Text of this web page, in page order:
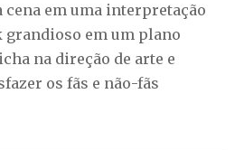
em uma interpretação
em um plano
na direção de arte e
os fãs e não-fãs